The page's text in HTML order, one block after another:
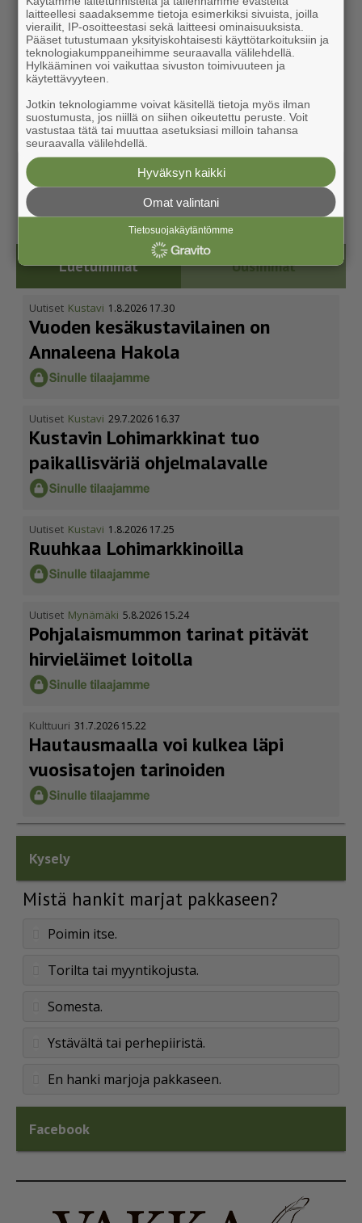
Luetuimmat Uusimmat
Uutiset Kustavi 1.8.2026 17.30
Vuoden kesäkus­ta­vi­lainen on
Annaleena Hakola
Uutiset Kustavi 29.7.2026 16.37
Kustavin Lohimarkkinat tuo
paikallisväriä ohjelmalavalle
Uutiset Kustavi 1.8.2026 17.25
Ruuhkaa Lohimark­ki­noilla
Uutiset Mynämäki 5.8.2026 15.24
Pohja­lais­mummon tarinat pitävät
hirvieläimet loitolla
Kulttuuri 31.7.2026 15.22
Hautausmaalla voi kulkea läpi
vuosisatojen tarinoiden
Kysely
Mistä hankit marjat pakkaseen?
Poimin itse.
Torilta tai myyntikojusta.
Somesta.
Ystävältä tai perhepiiristä.
En hanki marjoja pakkaseen.
Facebook
laitteellesi saadaksemme tietoja esimerkiksi sivuista, joilla
vierailit, IP-osoitteestasi sekä laitteesi ominaisuuksista.
Pääset tutustumaan yksityiskohtaisesti käyttötarkoituksiin ja
teknologiakumppaneihimme seuraavalla välilehdellä.
Hylkääminen voi vaikuttaa sivuston toimivuuteen ja
käytettävyyteen.
Jotkin teknologiamme voivat käsitellä tietoja myös ilman
suostumusta, jos niillä on siihen oikeutettu peruste. Voit
vastustaa tätä tai muuttaa asetuksiasi milloin tahansa
seuraavalla välilehdellä.
Hyväksyn kaikki
Omat valintani
Tietosuojakäytäntömme